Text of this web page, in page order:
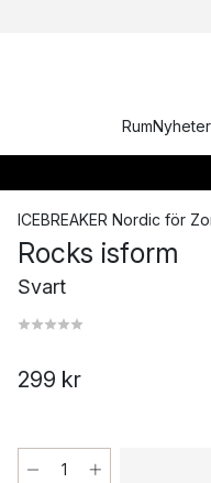
RumNyheter
ICEBREAKER Nordic för
Rocks isform
Svart
299 kr